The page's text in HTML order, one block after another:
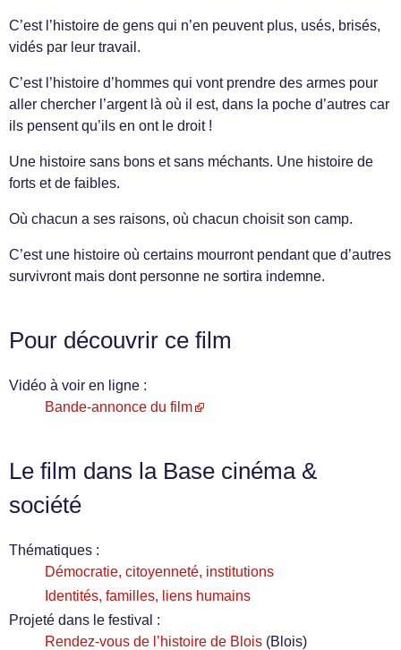
C’est l’histoire de gens qui n’en peuvent plus, usés, brisés,
vidés par leur travail.
C’est l’histoire d’hommes qui vont prendre des armes pour
aller chercher l’argent là où il est, dans la poche d’autres car
ils pensent qu’ils en ont le droit !
Une histoire sans bons et sans méchants. Une histoire de
forts et de faibles.
Où chacun a ses raisons, où chacun choisit son camp.
C’est une histoire où certains mourront pendant que d’autres
survivront mais dont personne ne sortira indemne.
Pour découvrir ce film
Vidéo à voir en ligne :
Bande-annonce du film
Le film dans la Base cinéma &
société
Thématiques :
Démocratie, citoyenneté, institutions
Identités, familles, liens humains
Projeté dans le festival :
Rendez-vous de l’histoire de Blois (Blois)